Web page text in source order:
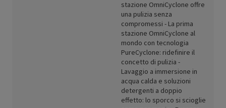
stazione OmniCyclone offre
una pulizia senza
compromessi - La prima
stazione OmniCyclone al
mondo con tecnologia
PureCyclone: ridefinire il
concetto di pulizia -
Lavaggio a immersione in
acqua calda e soluzioni
detergenti a doppio
effetto: lo sporco si scioglie